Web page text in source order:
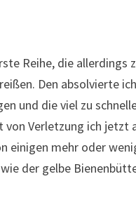
Reihe, die
Den absolvierte
und die viel zu
von Verletzung ich
einigen mehr oder
der gelbe